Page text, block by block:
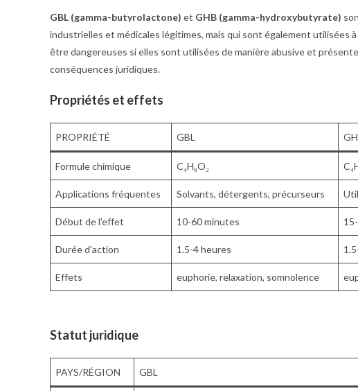
GBL (gamma-butyrolactone) et GHB (gamma-hydroxybutyrate)
industrielles et médicales légitimes, mais qui sont également utilisées
être dangereuses si elles sont utilisées de manière abusive et
conséquences juridiques.
Propriétés et effets
PROPRIÉTÉ GBL
Formule chimique C₄H₆O₂
Applications fréquentes Solvants, détergents, précurseurs
Début de l'effet 10-60 minutes
Durée d'action 1.5-4 heures
Effets euphorie, relaxation, somnolence
Statut juridique
PAYS/RÉGION GBL